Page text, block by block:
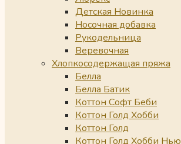
Детская Новинка
Носочная добавка
Рукодельница
Веревочная
Хлопкосодержащая пряжа
Белла
Белла Батик
Коттон Софт Беби
Коттон Голд Хобби
Коттон Голд
Коттон Голд Хобби Нью